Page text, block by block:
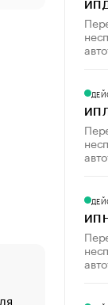
«От
ИП
ИП
ИП